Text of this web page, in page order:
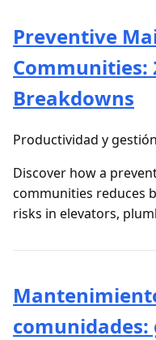
Preventive
Communities:
Breakdowns
Productividad y gestión
Discover how a
communities reduces
risks in elevators,
comunidades: